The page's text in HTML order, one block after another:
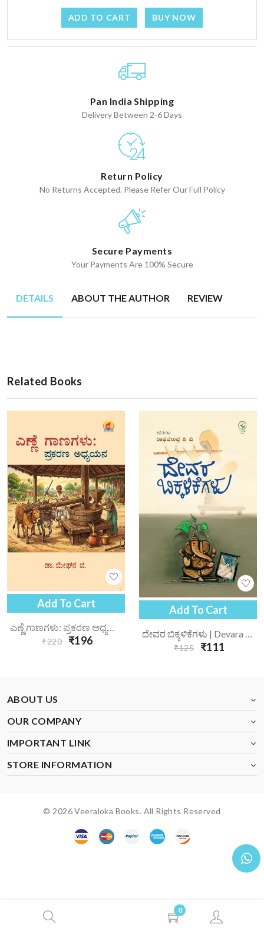
0
ADD TO CART BUY NOW
Pan India Shipping
Delivery Between 2-6 Days
Return Policy
No Returns Accepted. Please Refer Our Full Policy
Secure Payments
Your Payments Are 100% Secure
DETAILS ABOUT THE AUTHOR REVIEW
Related Books
Add To Cart
ಎಣ್ಣೆ ಗಾಣಗಳು: ಪ್ರಕರಣ ಅಧ್ಯಯನ | Enne Gaanagalu Prakarana Adhyayana
₹220 ₹196
Add To Cart
ದೇವರ ಬಿಕ್ಕಳಿಕೆಗಳು | Devara Bikkalikegalu
₹125 ₹111
ABOUT US
OUR COMPANY
IMPORTANT LINK
STORE INFORMATION
© 2026 Veeraloka Books. All Rights Reserved